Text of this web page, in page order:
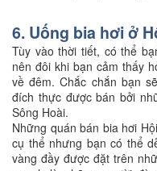
6. Uống bia hơi ở
Tùy vào thời tiết, có thể
nên đôi khi bạn cảm thấy
về đêm. Chắc chắn bạn
đích thực được bán bởi
Sông Hoài.
Những quán bán bia hơi
cụ thể nhưng bạn có thể
vàng đầy được đặt trên